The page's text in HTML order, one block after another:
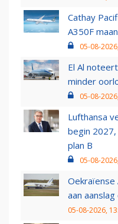
Cathay
A350F
05-08-
El Al
minder
05-08-
Lufthansa
begin
plan B
05-08-
aan
05-08-2026,